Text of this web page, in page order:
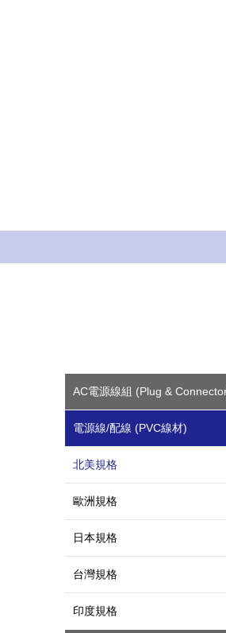
AC電源線組 (Plug &
電源線/配線 (PVC線材)
北美規格
歐洲規格
日本規格
台灣規格
印度規格